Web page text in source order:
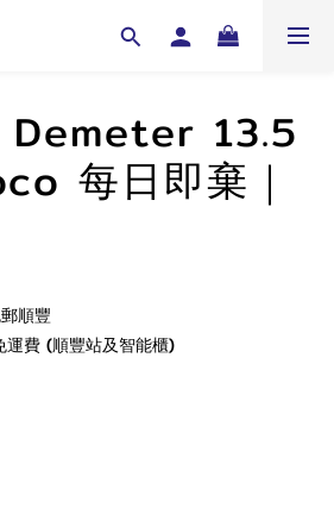
Demeter 13.5
每日即棄｜
順豐
費 (順豐站及智能櫃)